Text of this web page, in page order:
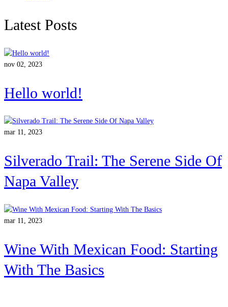
Latest Posts
nov 02, 2023
Hello world!
mar 11, 2023
Silverado Trail: The Serene Side Of
Napa Valley
mar 11, 2023
Wine With Mexican Food: Starting
With The Basics